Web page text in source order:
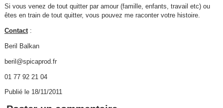
Si vous venez de tout quitter par amour (famille, enfants, travail etc) ou
êtes en train de tout quitter, vous pouvez me raconter votre histoire.
Contact:
Beril Balkan
beril@spicaprod.fr
01 77 92 21 04
Publié le 18/11/2011